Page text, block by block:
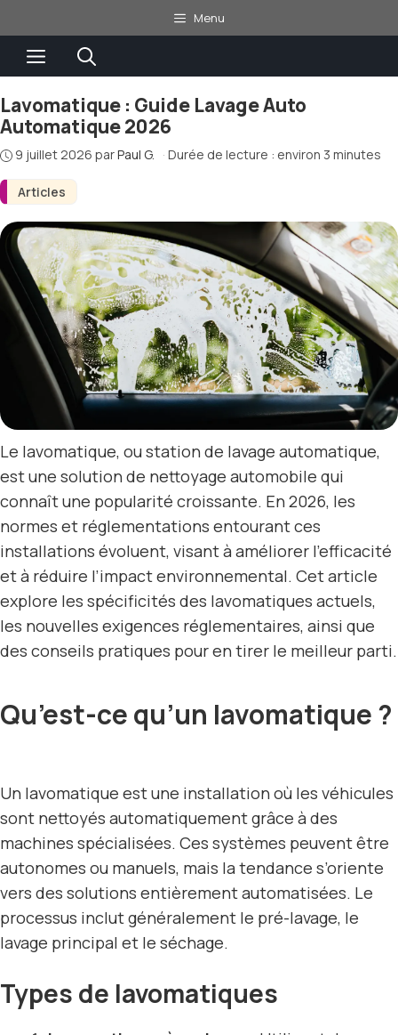
au
contenu
Menu
Menu
Articles
Lavomatique : Guide Lavage Auto
Automatique 2026
9 juillet 2026 parPaul G. · Durée de lecture : environ 3 minutes
Le lavomatique, ou station de lavage automatique,
est une solution de nettoyage automobile qui
connaît une popularité croissante. En 2026, les
normes et réglementations entourant ces
installations évoluent, visant à améliorer l’efficacité
et à réduire l’impact environnemental. Cet article
explore les spécificités des lavomatiques actuels,
les nouvelles exigences réglementaires, ainsi que
des conseils pratiques pour en tirer le meilleur parti.
Qu’est-ce qu’un lavomatique ?
Un lavomatique est une installation où les véhicules
sont nettoyés automatiquement grâce à des
machines spécialisées. Ces systèmes peuvent être
autonomes ou manuels, mais la tendance s’oriente
vers des solutions entièrement automatisées. Le
processus inclut généralement le pré-lavage, le
lavage principal et le séchage.
Types de lavomatiques